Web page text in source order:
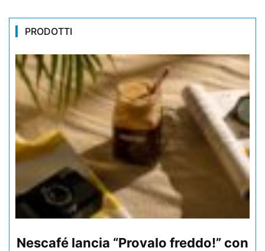
PRODOTTI
Nescafé lancia “Provalo freddo!” con